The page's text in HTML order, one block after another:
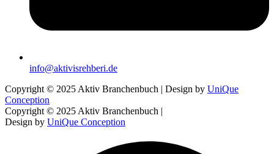
info@aktivisrehberi.de
Copyright © 2025 Aktiv Branchenbuch | Design by UniQue
Conception
Copyright © 2025 Aktiv Branchenbuch |
Design by UniQue Conception